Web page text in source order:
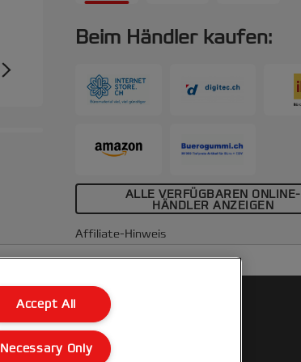
Beim Händler kaufen:
ALLE VERFÜGBAREN ONLINE-
HÄNDLER ANZEIGEN
Affiliate-Hinweis
Accept All
Necessary Only